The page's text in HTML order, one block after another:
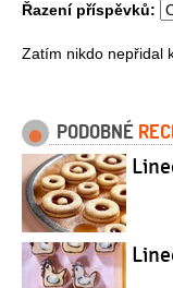
Řazení příspěvků:
Zatím nikdo nepřidal
PODOBNÉ